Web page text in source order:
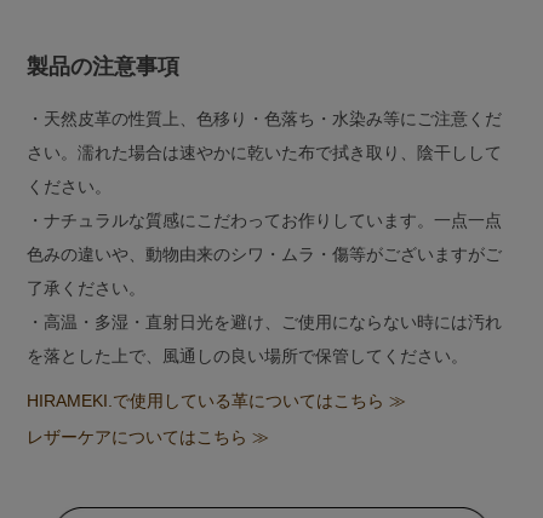
製品の注意事項
・天然皮革の性質上、色移り・色落ち・水染み等にご注意くだ
さい。濡れた場合は速やかに乾いた布で拭き取り、陰干しして
ください。
・ナチュラルな質感にこだわってお作りしています。一点一点
色みの違いや、動物由来のシワ・ムラ・傷等がございますがご
了承ください。
・高温・多湿・直射日光を避け、ご使用にならない時には汚れ
を落とした上で、風通しの良い場所で保管してください。
HIRAMEKI.で使用している革についてはこちら ≫
レザーケアについてはこちら ≫